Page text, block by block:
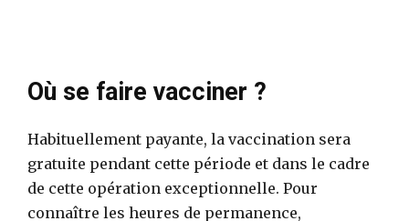
Où se faire vacciner ?
Habituellement payante, la vaccination sera
gratuite pendant cette période et dans le cadre
de cette opération exceptionnelle. Pour
connaître les heures de permanence,